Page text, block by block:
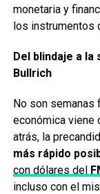
monetaria y
los instrumentos
Del blindaje a la
Bullrich
No son semanas
económica viene
atrás, la
más rápido
con dólares del
incluso con el